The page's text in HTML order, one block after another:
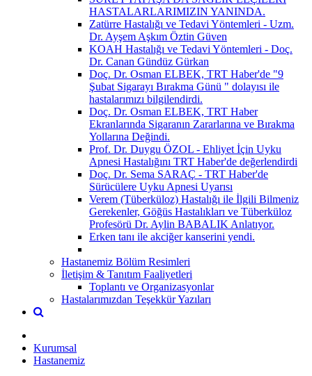
HASTALARLARIMIZIN YANINDA.
Zatürre Hastalığı ve Tedavi Yöntemleri - Uzm.
Dr. Ayşem Aşkım Öztin Güven
KOAH Hastalığı ve Tedavi Yöntemleri - Doç.
Dr. Canan Gündüz Gürkan
Doç. Dr. Osman ELBEK, TRT Haber'de "9
Şubat Sigarayı Bırakma Günü " dolayısı ile
hastalarımızı bilgilendirdi.
Doç. Dr. Osman ELBEK, TRT Haber
Ekranlarında Sigaranın Zararlarına ve Bırakma
Yollarına Değindi.
Prof. Dr. Duygu ÖZOL - Ehliyet İçin Uyku
Apnesi Hastalığını TRT Haber'de değerlendirdi
Doç. Dr. Sema SARAÇ - TRT Haber'de
Sürücülere Uyku Apnesi Uyarısı
Verem (Tüberküloz) Hastalığı ile İlgili Bilmeniz
Gerekenler, Göğüs Hastalıkları ve Tüberküloz
Profesörü Dr. Aylin BABALIK Anlatıyor.
Erken tanı ile akciğer kanserini yendi.
Hastanemiz Bölüm Resimleri
İletişim & Tanıtım Faaliyetleri
Toplantı ve Organizasyonlar
Hastalarımızdan Teşekkür Yazıları
Kurumsal
Hastanemiz